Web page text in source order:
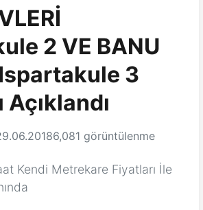
2 VE BANU
3
Açıklandı
6,081 görüntülenme
Kendi Metrekare Fiyatları İle